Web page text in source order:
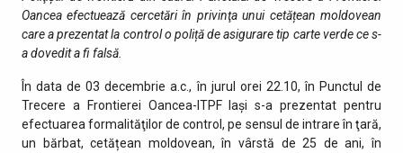
Oancea efectuează cercetări în privinţa unui cetățean moldovean
care a prezentat la control o poliță de asigurare tip carte verde ce s-
a dovedit a fi falsă.
În data de 03 decembrie a.c., în jurul orei 22.10, în Punctul de
Trecere a Frontierei Oancea-ITPF Iaşi s-a prezentat pentru
efectuarea formalităţilor de control, pe sensul de intrare în ţară,
un bărbat, cetățean moldovean, în vârstă de 25 de ani, în